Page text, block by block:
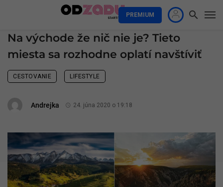
PREMIUM
Na východe že nič nie je? Tieto
miesta sa rozhodne oplatí navštíviť
CESTOVANIE LIFESTYLE
Andrejka 24. júna 2020 o 19:18